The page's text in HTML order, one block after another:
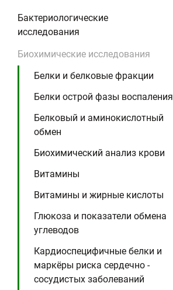
Бактериологические
исследования
Биохимические исследования
Белки и белковые фракции
Белки острой фазы воспаления
Белковый и аминокислотный
обмен
Биохимический анализ крови
Витамины
Витамины и жирные кислоты
Глюкоза и показатели обмена
углеводов
Кардиоспецифичные белки и
маркёры риска сердечно -
сосудистых заболеваний